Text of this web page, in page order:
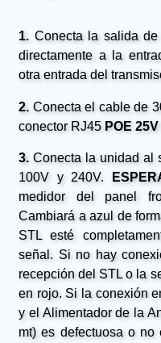
1. Conecta la salida
directamente a la
otra entrada del
2. Conecta el cable de
conector RJ45 POE
3. Conecta la unidad al
100V y 240V.
medidor del panel
Cambiará a azul de
STL esté
señal. Si no hay
recepción del STL o la
en rojo. Si la conexión
y el Alimentador de la
mt) es defectuosa o no